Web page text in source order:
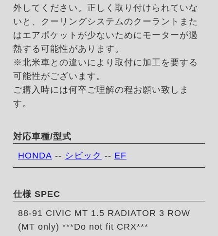
外してください。正しく取り付けられていな
いと、クーリングシステムのクーラントまた
はエアポケットが少ないためにモーターが過
熱する可能性があります。
※北米車との違いにより取付に加工を要する
可能性がございます。
ご購入時には何卒ご理解の程お願い致しま
す。
対応車種/型式
HONDA -- シビック -- EF
仕様 SPEC
88-91 CIVIC MT 1.5 RADIATOR 3 ROW
(MT only) ***Do not fit CRX***